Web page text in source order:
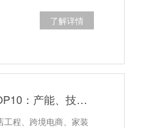
了解详情
2026 中国智能镜 / 浴室镜工厂实力 TOP10：产能、技术、定制、工程交付综合榜
程、跨境电商、家装